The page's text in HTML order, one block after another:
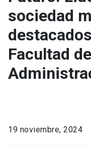
sociedad
Facultad
19 noviembre, 2024